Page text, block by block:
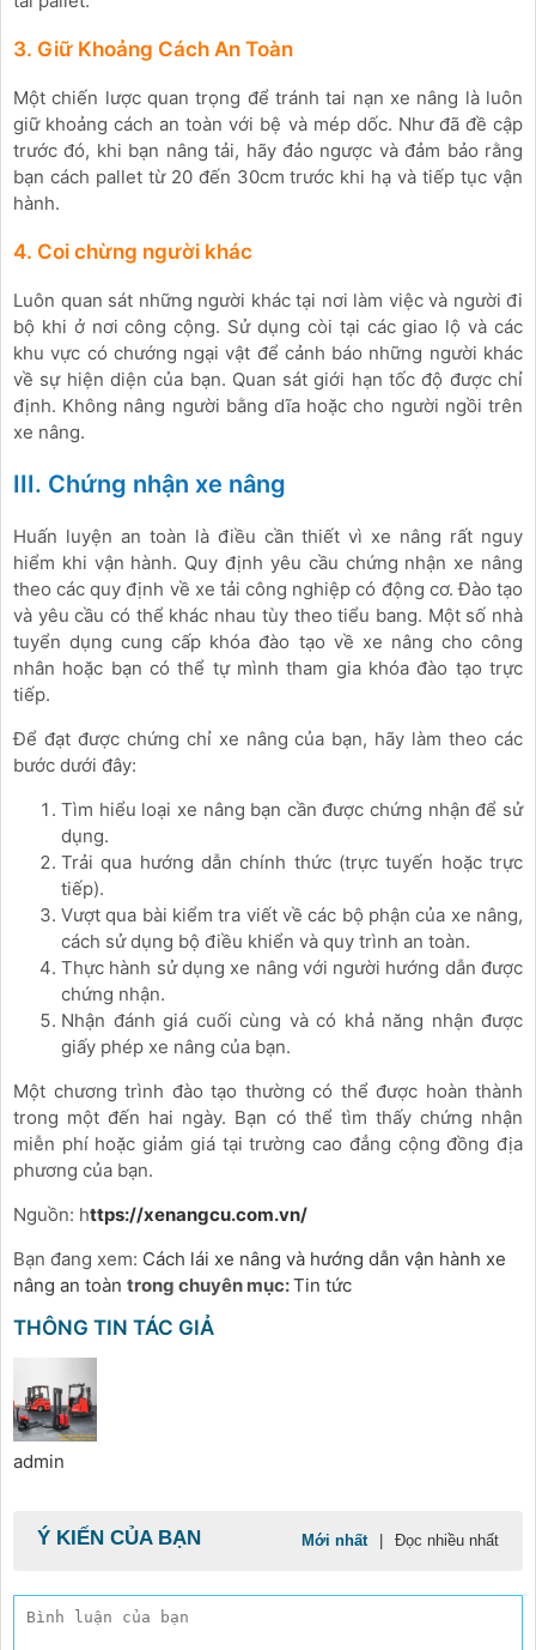
3. Giữ Khoảng Cách An Toàn
Một chiến lược quan trọng để tránh tai nạn xe nâng là luôn
giữ khoảng cách an toàn với bệ và mép dốc. Như đã đề cập
trước đó, khi bạn nâng tải, hãy đảo ngược và đảm bảo rằng
bạn cách pallet từ 20 đến 30cm trước khi hạ và tiếp tục vận
hành.
4. Coi chừng người khác
Luôn quan sát những người khác tại nơi làm việc và người đi
bộ khi ở nơi công cộng. Sử dụng còi tại các giao lộ và các
khu vực có chướng ngại vật để cảnh báo những người khác
về sự hiện diện của bạn. Quan sát giới hạn tốc độ được chỉ
định. Không nâng người bằng dĩa hoặc cho người ngồi trên
xe nâng.
III. Chứng nhận xe nâng
Huấn luyện an toàn là điều cần thiết vì xe nâng rất nguy
hiểm khi vận hành. Quy định yêu cầu chứng nhận xe nâng
theo các quy định về xe tải công nghiệp có động cơ. Đào tạo
và yêu cầu có thể khác nhau tùy theo tiểu bang. Một số nhà
tuyển dụng cung cấp khóa đào tạo về xe nâng cho công
nhân hoặc bạn có thể tự mình tham gia khóa đào tạo trực
tiếp.
Để đạt được chứng chỉ xe nâng của bạn, hãy làm theo các
bước dưới đây:
Tìm hiểu loại xe nâng bạn cần được chứng nhận để sử
dụng.
Trải qua hướng dẫn chính thức (trực tuyến hoặc trực
tiếp).
Vượt qua bài kiểm tra viết về các bộ phận của xe nâng,
cách sử dụng bộ điều khiển và quy trình an toàn.
Thực hành sử dụng xe nâng với người hướng dẫn được
chứng nhận.
Nhận đánh giá cuối cùng và có khả năng nhận được
giấy phép xe nâng của bạn.
Một chương trình đào tạo thường có thể được hoàn thành
trong một đến hai ngày. Bạn có thể tìm thấy chứng nhận
miễn phí hoặc giảm giá tại trường cao đẳng cộng đồng địa
phương của bạn.
Nguồn: https://xenangcu.com.vn/
Bạn đang xem: Cách lái xe nâng và hướng dẫn vận hành xe
nâng an toàn trong chuyên mục:Tin tức
THÔNG TIN TÁC GIẢ
admin
Ý KIẾN CỦA BẠN Mới nhất Đọc nhiều nhất